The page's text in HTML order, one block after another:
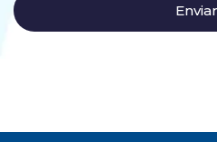
Enviar